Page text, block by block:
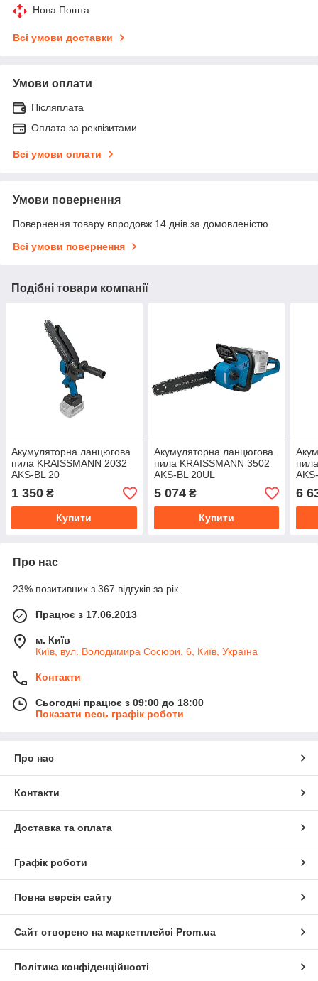
Нова Пошта
Всі умови доставки
Умови оплати
Післяплата
Оплата за реквізитами
Всі умови оплати
Умови повернення
Повернення товару впродовж 14 днів за домовленістю
Всі умови повернення
Подібні товари компанії
Акумуляторна ланцюгова
пила KRAISSMANN 2032
AKS-BL 20
1 350 ₴
Купити
Акумуляторна ланцюгова
пила KRAISSMANN 3502
AKS-BL 20UL
5 074₴
Купити
6
Про нас
23% позитивних з 367 відгуків за рік
Працює з 17.06.2013
м. Київ
Київ, вул. Володимира Сосюри, 6, Київ, Україна
Контакти
Сьогодні працює з 09:00 до 18:00
Показати весь графік роботи
Про нас
Контакти
Доставка та оплата
Графік роботи
Повна версія сайту
Сайт створено на маркетплейсі Prom.ua
Політика конфіденційності